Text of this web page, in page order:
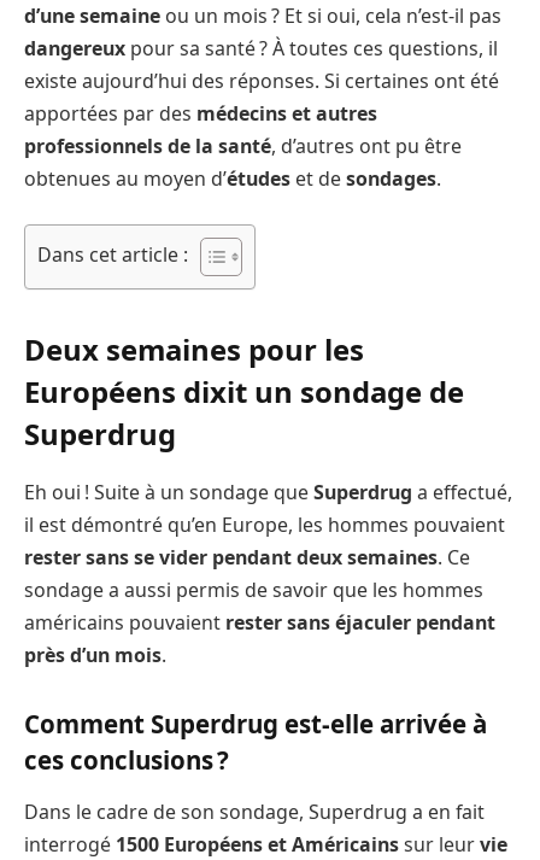
d’une semaine ou un mois ? Et si oui, cela n’est-il pas
dangereux pour sa santé ? À toutes ces questions, il
existe aujourd’hui des réponses. Si certaines ont été
apportées par des médecins et autres
professionnels de la santé, d’autres ont pu être
obtenues au moyen d’études et desondages.
Dans cet article :
Deux semaines pour les
Européens dixit un sondage de
Superdrug
Eh oui ! Suite à un sondage queSuperdrug a effectué,
il est démontré qu’en Europe, les hommes pouvaient
rester sans se vider pendant deux semaines. Ce
sondage a aussi permis de savoir que les hommes
américains pouvaient rester sans éjaculer pendant
près d’un mois.
Comment Superdrug est-elle arrivée à
ces conclusions ?
Dans le cadre de son sondage, Superdrug a en fait
interrogé 1500 Européens et Américainssur leurvie